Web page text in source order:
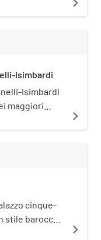
Isimbardi
Isimbardi
maggiori
a Milano
navigate_next
cinque-
stile barocco,
navigate_next